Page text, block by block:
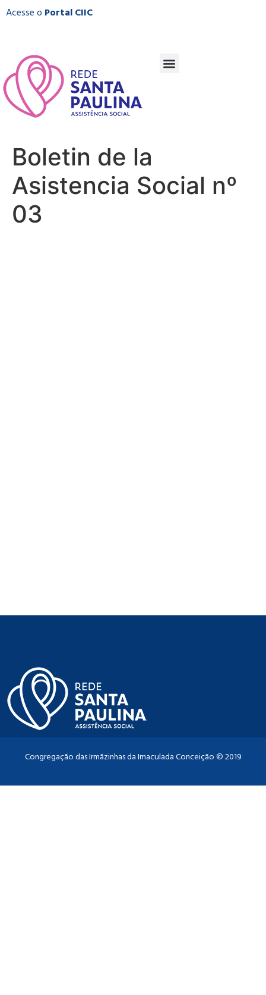
Acesse o Portal CIIC
Boletin de la
Asistencia Social nº
03
Congregação das Irmãzinhas da Imaculada Conceição © 2019